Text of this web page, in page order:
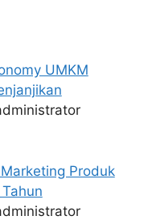
UMKM
Produk